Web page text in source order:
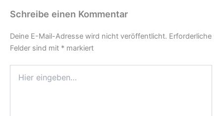
Schreibe einen Kommentar
Deine E-Mail-Adresse wird nicht veröffentlicht. Erforderliche
Felder sind mit * markiert
eingeben…